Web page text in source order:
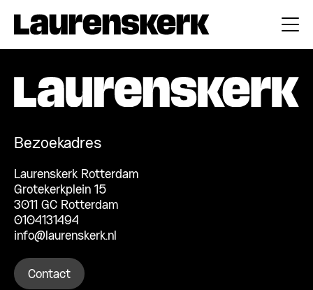
Bezoekadres
Laurenskerk Rotterdam
Grotekerkplein 15
3011 GC Rotterdam
0104131494
info@laurenskerk.nl
Contact